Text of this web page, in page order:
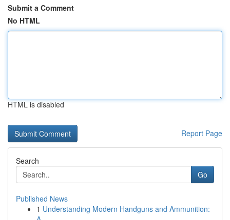
Submit a Comment
No HTML
HTML is disabled
Report Page
Search
Go
Published News
1 Understanding Modern Handguns and Ammunition: